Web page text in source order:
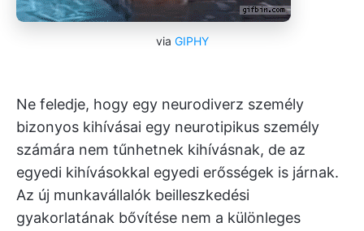
via GIPHY
Ne feledje, hogy egy neurodiverz személy
bizonyos kihívásai egy neurotipikus személy
számára nem tűnhetnek kihívásnak, de az
egyedi kihívásokkal egyedi erősségek is járnak.
Az új munkavállalók beilleszkedési
gyakorlatának bővítése nem a különleges